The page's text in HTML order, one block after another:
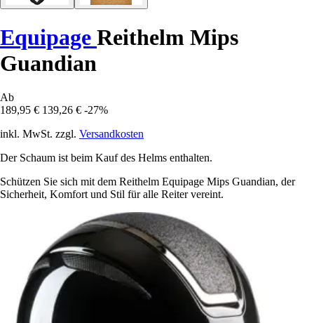
Equipage Reithelm Mips
Guandian
Ab
189,95 € 139,26 € -27%
inkl. MwSt. zzgl. Versandkosten
Der Schaum ist beim Kauf des Helms enthalten.
Schützen Sie sich mit dem Reithelm Equipage Mips Guandian, der
Sicherheit, Komfort und Stil für alle Reiter vereint.